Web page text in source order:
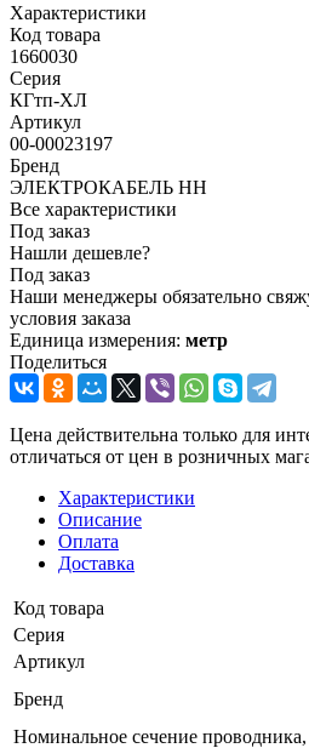
Характеристики
Код товара
1660030
Серия
КГтп-ХЛ
Артикул
00-00023197
Бренд
ЭЛЕКТРОКАБЕЛЬ НН
Все характеристики
Под заказ
Нашли дешевле?
Под заказ
Наши менеджеры обязательно
условия заказа
Единица измерения: метр
Поделиться
Цена действительна только для
отличаться от цен в розничных
Характеристики
Описание
Оплата
Доставка
Код товара
Серия
Артикул
Бренд
Номинальное сечение